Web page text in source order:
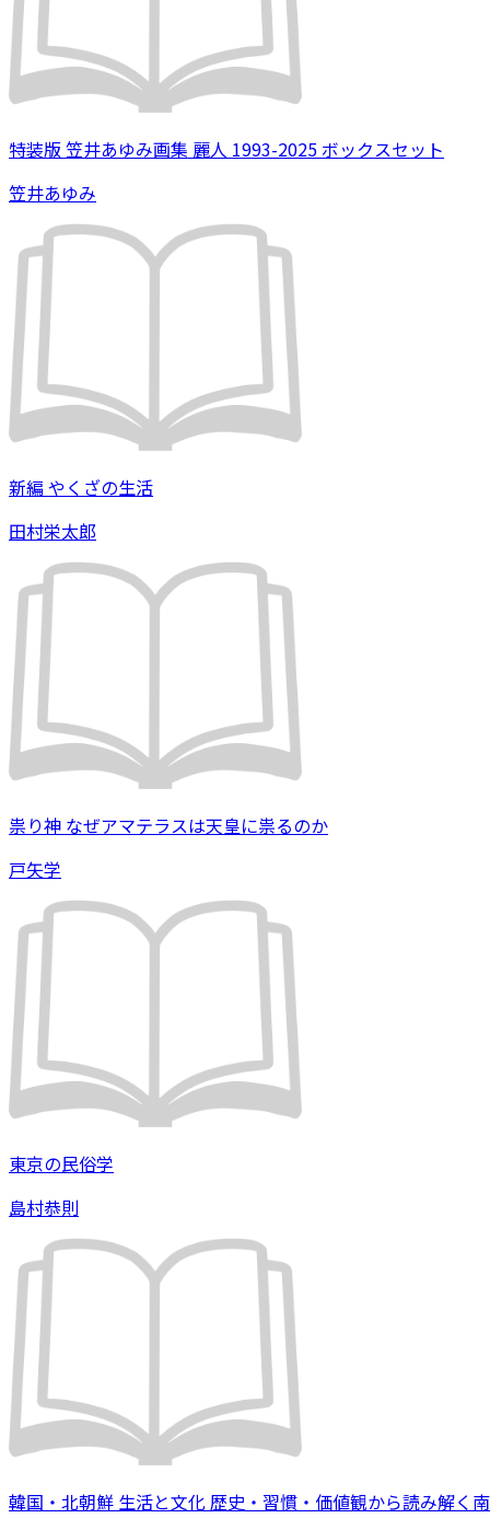
特装版 笠井あゆみ画集 麗人 1993-2025 ボックスセット
笠井あゆみ
新編 やくざの生活
田村栄太郎
祟り神 なぜアマテラスは天皇に祟るのか
戸矢学
東京の民俗学
島村恭則
韓国・北朝鮮 生活と文化 歴史・習慣・価値観から読み解く